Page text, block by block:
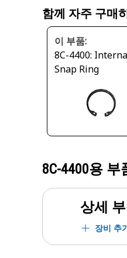
함께 자주 구매
이 부품:
8C-4400:
Snap Ring
8C-4400용 부
상세
장비 추